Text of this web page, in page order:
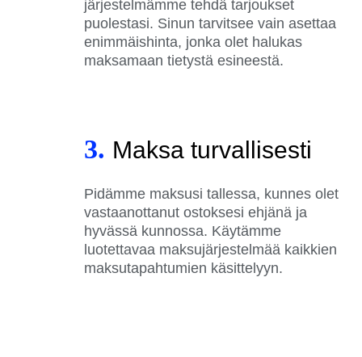
järjestelmämme tehdä tarjoukset
puolestasi. Sinun tarvitsee vain asettaa
enimmäishinta, jonka olet halukas
maksamaan tietystä esineestä.
3. Maksa turvallisesti
Pidämme maksusi tallessa, kunnes olet
vastaanottanut ostoksesi ehjänä ja
hyvässä kunnossa. Käytämme
luotettavaa maksujärjestelmää kaikkien
maksutapahtumien käsittelyyn.